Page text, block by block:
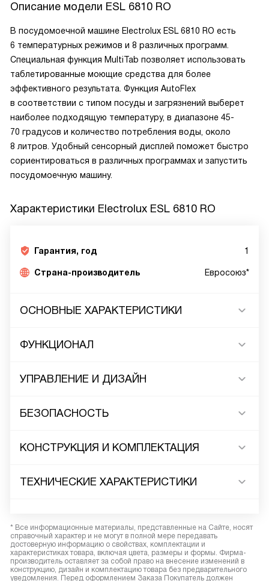
Описание модели ESL 6810 RO
В посудомоечной машине Electrolux ESL 6810 RO есть
6 температурных режимов и 8 различных программ.
Специальная функция MultiTab позволяет использовать
таблетированные моющие средства для более
эффективного результата. Функция AutoFlex
в соответствии с типом посуды и загрязнений выберет
наиболее подходящую температуру, в диапазоне 45-
70 градусов и количество потребления воды, около
8 литров. Удобный сенсорный дисплей поможет быстро
сориентироваться в различных программах и запустить
посудомоечную машину.
Характеристики Electrolux ESL 6810 RO
Гарантия, год 1
Страна-производитель Евросоюз*
ОСНОВНЫЕ ХАРАКТЕРИСТИКИ
ФУНКЦИОНАЛ
УПРАВЛЕНИЕ И ДИЗАЙН
БЕЗОПАСНОСТЬ
КОНСТРУКЦИЯ И КОМПЛЕКТАЦИЯ
ТЕХНИЧЕСКИЕ ХАРАКТЕРИСТИКИ
* Все информационные материалы, представленные на Сайте, носят
справочный характер и не могут в полной мере передавать
достоверную информацию о свойствах, комплектации и
характеристиках товара, включая цвета, размеры и формы. Фирма-
производитель оставляет за собой право на внесение изменений в
конструкцию, дизайн и комплектацию товара без предварительного
уведомления. Перед оформлением Заказа Покупатель должен